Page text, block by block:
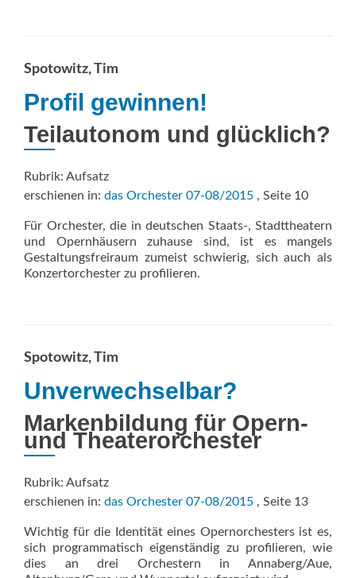
Spotowitz, Tim
Profil gewinnen!
Teilautonom und glücklich?
Rubrik: Aufsatz
erschienen in: das Orchester 07-08/2015 , Seite 10
Für Orchester, die in deutschen Staats-, Stadttheatern
und Opernhäusern zuhause sind, ist es mangels
Gestaltungsfreiraum zumeist schwierig, sich auch als
Konzertorchester zu profilieren.
Spotowitz, Tim
Unverwechselbar?
Markenbildung für Opern-
und Theaterorchester
Rubrik: Aufsatz
erschienen in: das Orchester 07-08/2015 , Seite 13
Wichtig für die Identität eines Opernorchesters ist es,
sich programmatisch eigenständig zu profilieren, wie
dies an drei Orchestern in Annaberg/Aue,